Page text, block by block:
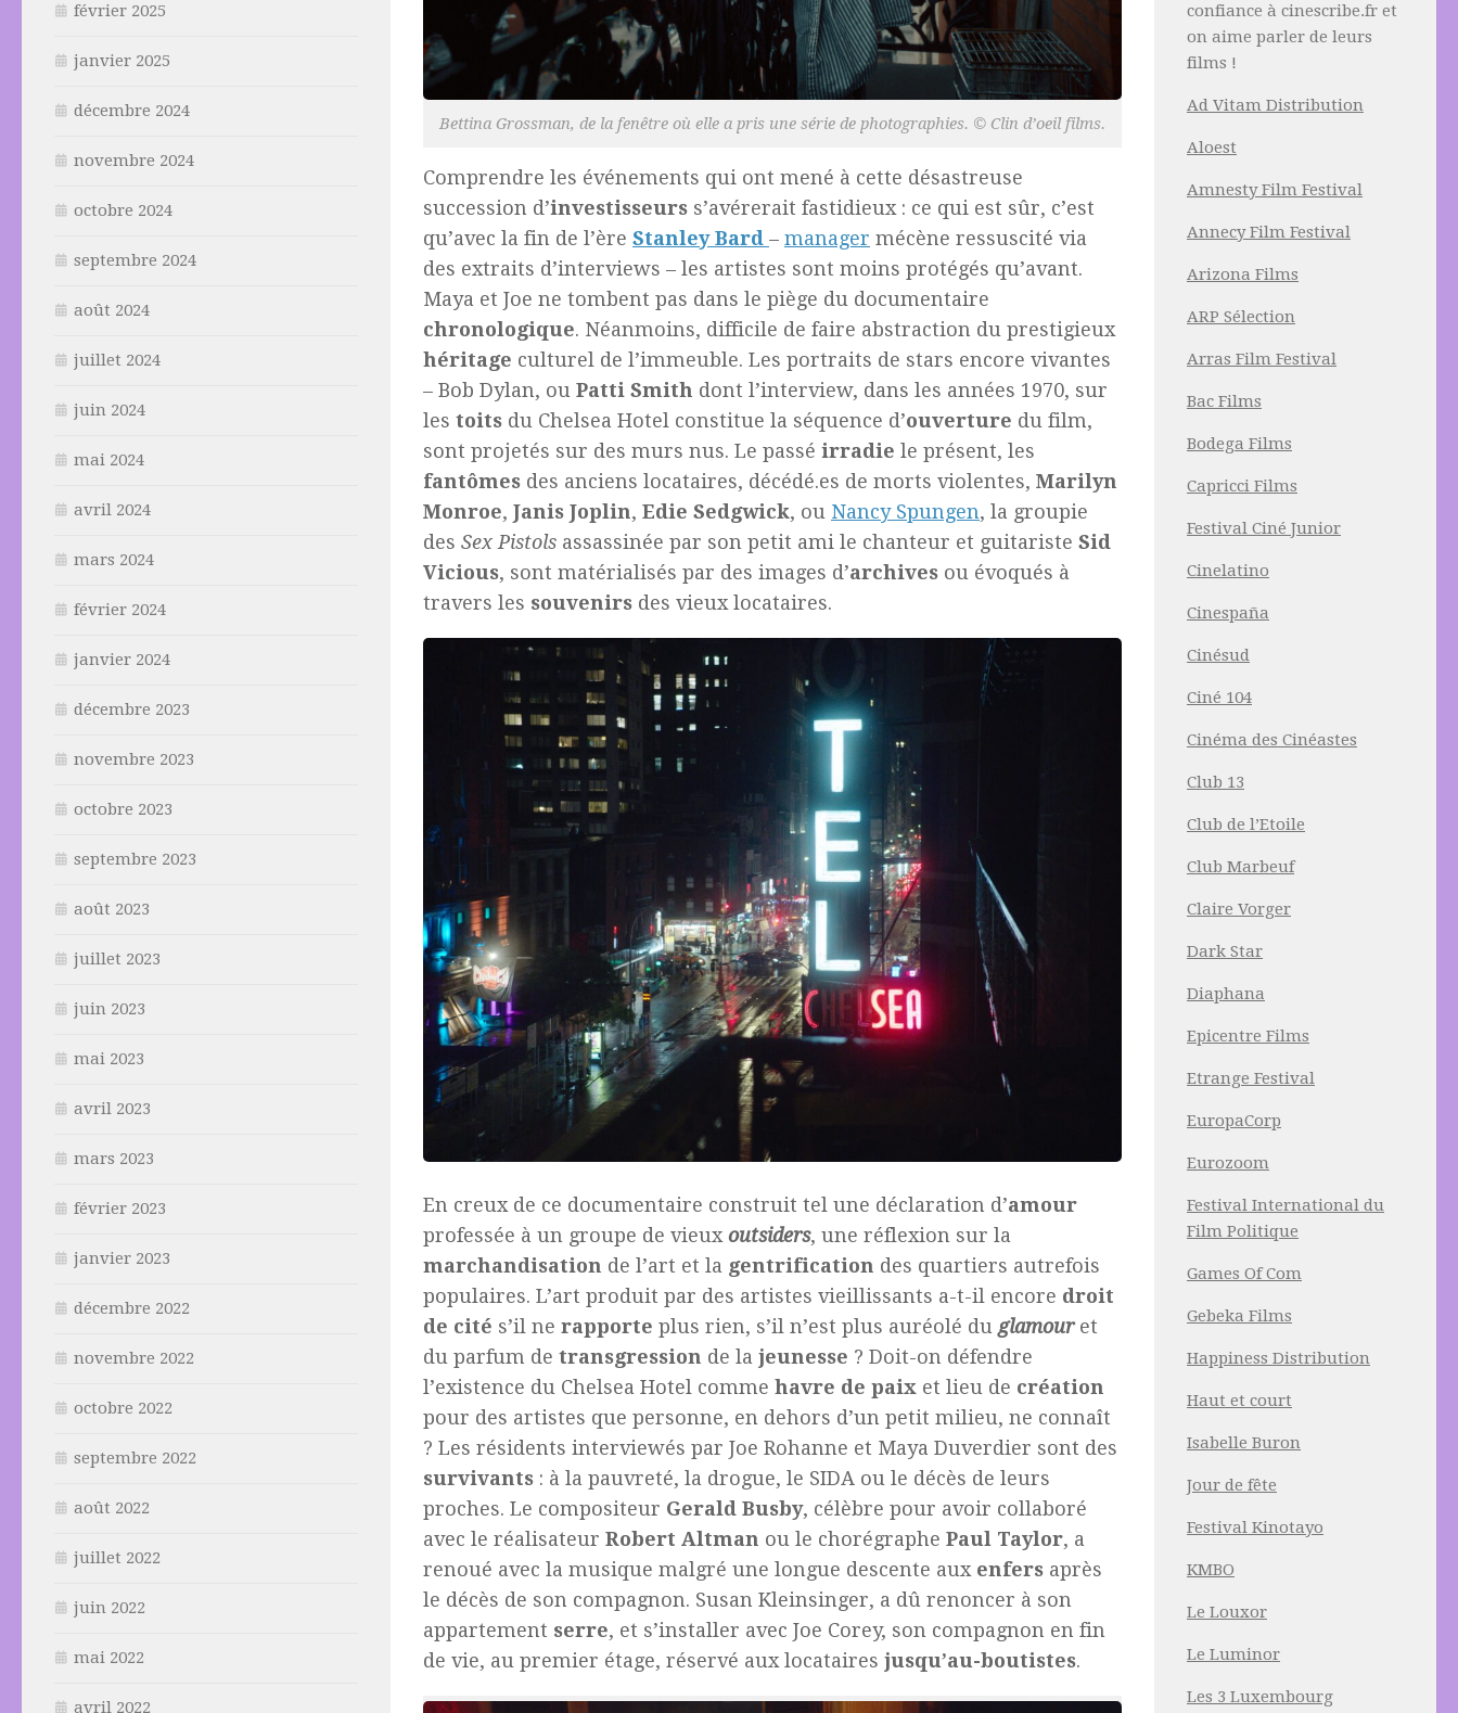
Bettina Grossman, de la fenêtre où elle a pris une série de photographies. © Clin d’oeil films.
Comprendre les événements qui ont mené à cette désastreuse
succession d’investisseurs s’avérerait fastidieux : ce qui est sûr, c’est
qu’avec la fin de l’ère Stanley Bard – manager mécène ressuscité via
des extraits d’interviews – les artistes sont moins protégés qu’avant.
Maya et Joe ne tombent pas dans le piège du documentaire
chronologique. Néanmoins, difficile de faire abstraction du prestigieux
héritage culturel de l’immeuble. Les portraits de stars encore vivantes
– Bob Dylan, ou Patti Smith dont l’interview, dans les années 1970, sur
les toits du Chelsea Hotel constitue la séquence d’ouverture du film,
sont projetés sur des murs nus. Le passé irradie le présent, les
fantômes des anciens locataires, décédé.es de morts violentes, Marilyn
Monroe, Janis Joplin, Edie Sedgwick, ou Nancy Spungen, la groupie
des Sex Pistols assassinée par son petit ami le chanteur et guitariste Sid
Vicious, sont matérialisés par des images d’archives ou évoqués à
travers les souvenirs des vieux locataires.
En creux de ce documentaire construit tel une déclaration d’amour
professée à un groupe de vieuxoutsiders, une réflexion sur la
marchandisation de l’art et la gentrification des quartiers autrefois
populaires. L’art produit par des artistes vieillissants a-t-il encore droit
de cité s’il ne rapporte plus rien, s’il n’est plus auréolé du glamour et
du parfum de transgression de la jeunesse ? Doit-on défendre
l’existence du Chelsea Hotel comme havre de paix et lieu de création
pour des artistes que personne, en dehors d’un petit milieu, ne connaît
? Les résidents interviewés par Joe Rohanne et Maya Duverdier sont des
survivants : à la pauvreté, la drogue, le SIDA ou le décès de leurs
proches. Le compositeur Gerald Busby, célèbre pour avoir collaboré
avec le réalisateur Robert Altman ou le chorégraphe Paul Taylor, a
renoué avec la musique malgré une longue descente aux enfers après
le décès de son compagnon. Susan Kleinsinger, a dû renoncer à son
appartement serre, et s’installer avec Joe Corey, son compagnon en fin
de vie, au premier étage, réservé aux locataires jusqu’au-boutistes.
février 2025
janvier 2025
décembre 2024
novembre 2024
octobre 2024
septembre 2024
août 2024
juillet 2024
juin 2024
mai 2024
avril 2024
mars 2024
février 2024
janvier 2024
décembre 2023
novembre 2023
octobre 2023
septembre 2023
août 2023
juillet 2023
juin 2023
mai 2023
avril 2023
mars 2023
février 2023
janvier 2023
décembre 2022
novembre 2022
octobre 2022
septembre 2022
août 2022
juillet 2022
juin 2022
mai 2022
avril 2022
confiance à cinescribe.fr et
on aime parler de leurs
films !
Ad Vitam Distribution
Aloest
Amnesty Film Festival
Annecy Film Festival
Arizona Films
ARP Sélection
Arras Film Festival
Bac Films
Bodega Films
Capricci Films
Festival Ciné Junior
Cinelatino
Cinespaña
Cinésud
Ciné 104
Cinéma des Cinéastes
Club 13
Club de l’Etoile
Club Marbeuf
Claire Vorger
Dark Star
Diaphana
Epicentre Films
Etrange Festival
EuropaCorp
Eurozoom
Festival International du
Film Politique
Games Of Com
Gebeka Films
Happiness Distribution
Haut et court
Isabelle Buron
Jour de fête
Festival Kinotayo
KMBO
Le Louxor
Le Luminor
Les 3 Luxembourg